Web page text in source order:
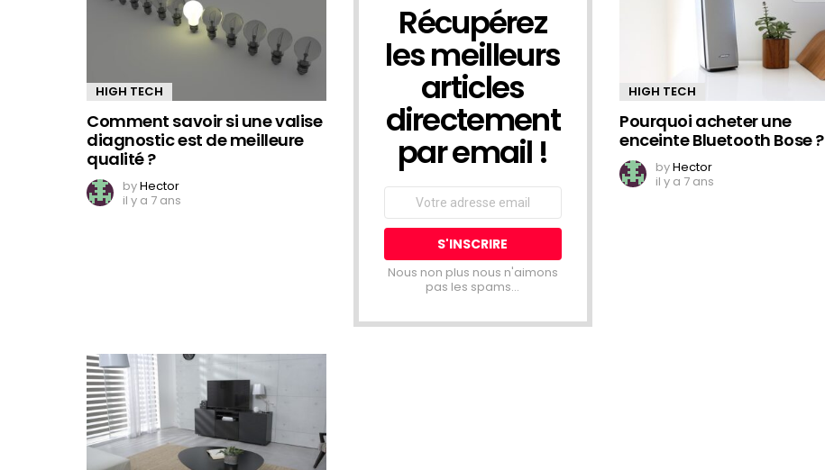
HIGH TECH
Comment savoir si une valise
diagnostic est de meilleure
qualité ?
byHector
il y a 7 ans
NEWSLETTER
Récupérez
les meilleurs
articles
directement
par email !
Email
address:
Nous non plus nous n'aimons
pas les spams...
HIGH TECH
Pourquoi acheter une
enceinte Bluetooth Bose ?
byHector
il y a 7 ans